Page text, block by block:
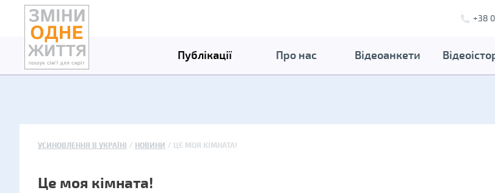
+38
Публікації Про нас Відеоанкети
УСИНОВЛЕННЯ В УКРАЇНІ НОВИНИ ЦЕ МОЯ КІМНАТА!
Це моя кімната!